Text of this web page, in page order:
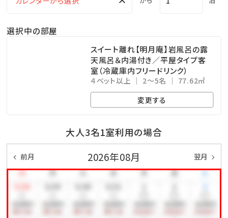
選択中の部屋
スイート離れ【明月庵】岩風呂の露
天風呂＆内湯付き／平屋タイプ客
室（冷蔵庫内フリードリンク）
４ベット以上 2～5名
77.62㎡
変更する
大人3名1室利用の場合
前月 2026年08月 翌月